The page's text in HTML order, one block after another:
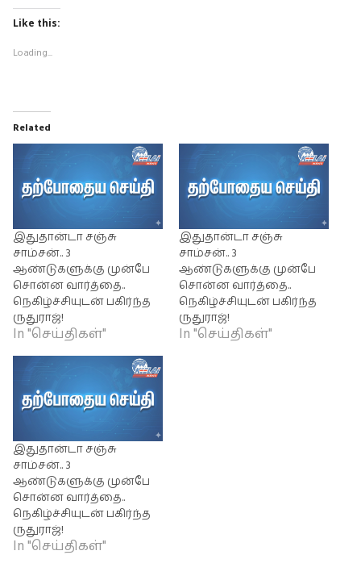
Like this:
Loading...
Related
இதுதான்டா சஞ்சு
சாம்சன்.. 3
ஆண்டுகளுக்கு முன்பே
சொன்ன வார்த்தை..
நெகிழ்ச்சியுடன் பகிர்ந்த
ருதுராஜ்!
In "செய்திகள்"
இதுதான்டா சஞ்சு
சாம்சன்.. 3
ஆண்டுகளுக்கு முன்பே
சொன்ன வார்த்தை..
நெகிழ்ச்சியுடன் பகிர்ந்த
ருதுராஜ்!
In "செய்திகள்"
இதுதான்டா சஞ்சு
சாம்சன்.. 3
ஆண்டுகளுக்கு முன்பே
சொன்ன வார்த்தை..
நெகிழ்ச்சியுடன் பகிர்ந்த
ருதுராஜ்!
In "செய்திகள்"